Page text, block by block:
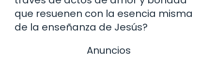
que resuenen con la esencia misma
de la enseñanza de Jesús?
Anuncios